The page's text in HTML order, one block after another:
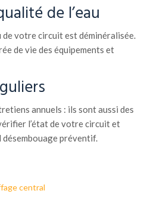
de l’eau
de votre circuit est déminéralisée.
de vie des équipements et
annuels : ils sont aussi des
l’état de votre circuit et
préventif.
central